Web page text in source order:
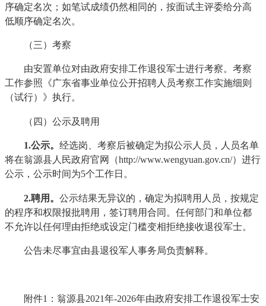
序确定名次；如笔试成绩仍然相同的，按面试主评委给分高
低顺序确定名次。
（三）考察
由安置单位对由政府安排工作退役军士进行考察。考察
工作参照《广东省事业单位公开招聘人员考察工作实施细则
（试行）》执行。
（四）公示及聘用
1.公示。经选岗、考察后被确定为拟公示人员，人员名单
将在翁源县人民政府官网（http://www.wengyuan.gov.cn/）进行
公示，公示时间为5个工作日。
2.聘用。公示结果无异议的，确定为拟聘用人员，按规定
的程序和权限报批聘用，签订聘用合同。任何部门和单位都
不允许以任何理由拒绝或设定门槛变相拒绝接收退役军士。
公告未尽事宜由县退役军人事务局负责解释。
附件1：翁源县2021年-2026年由政府安排工作退役军士安